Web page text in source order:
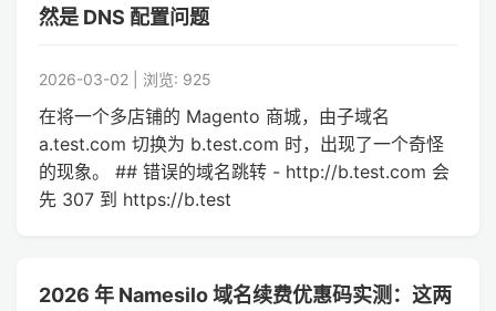
然是 DNS 配置问题
2026-03-02 | 浏览: 925
在将一个多店铺的 Magento 商城，由子域名
a.test.com 切换为 b.test.com 时，出现了一个奇怪
的现象。 ## 错误的域名跳转 - http://b.test.com 会
先 307 到 https://b.test
2026 年 Namesilo 域名续费优惠码实测：这两